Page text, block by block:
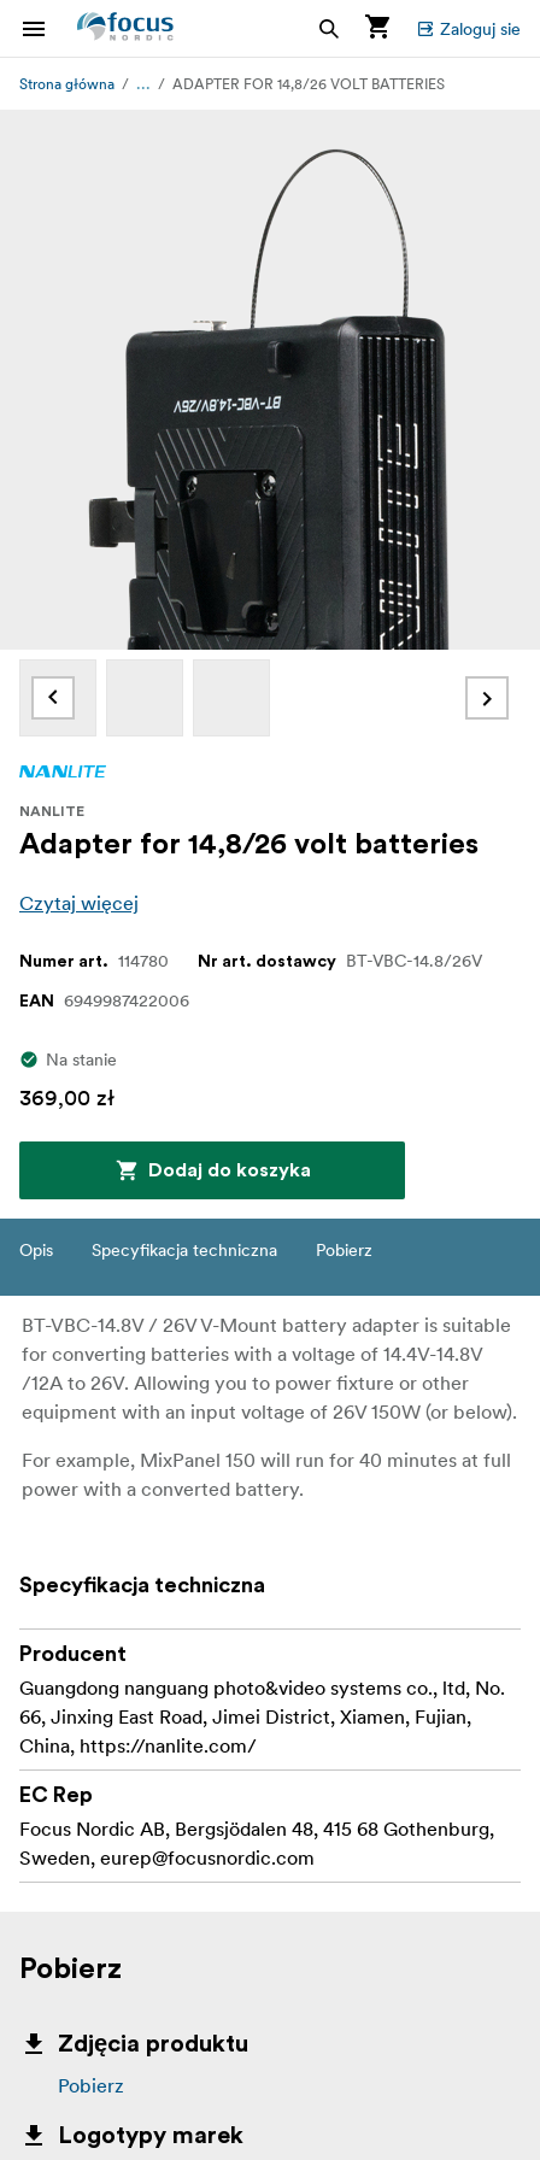
Zaloguj sie
Strona główna ... ADAPTER FOR 14,8/26 VOLT BATTERIES
NANLITE
Adapter for 14,8/26 volt batteries
Czytaj więcej
Numer art. 114780 Nr art. dostawcy BT-VBC-14.8/26V
EAN 6949987422006
Na stanie
369,00 zł
Dodaj do koszyka
Opis Specyfikacja techniczna Pobierz
BT-VBC-14.8V / 26V V-Mount battery adapter is suitable
for converting batteries with a voltage of 14.4V-14.8V
/12A to 26V. Allowing you to power fixture or other
equipment with an input voltage of 26V 150W (or below).
For example, MixPanel 150 will run for 40 minutes at full
power with a converted battery.
Specyfikacja techniczna
Producent
Guangdong nanguang photo&video systems co., ltd, No.
66, Jinxing East Road, Jimei District, Xiamen, Fujian,
China, https://nanlite.com/
EC Rep
Focus Nordic AB, Bergsjödalen 48, 415 68 Gothenburg,
Sweden, eurep@focusnordic.com
Pobierz
Zdjęcia produktu
Pobierz
Logotypy marek